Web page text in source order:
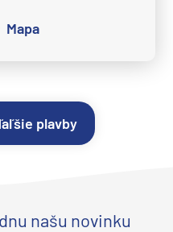
Mapa
plavby
našu novinku